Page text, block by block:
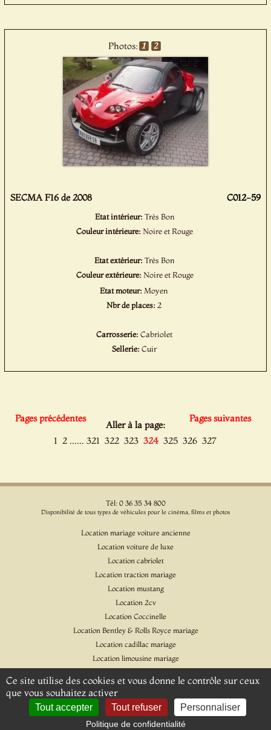
Photos:
SECMA F16 de 2008 C012-59
Etat intérieur: Très Bon
Couleur intérieure:Noire et Rouge
Etat extérieur:Très Bon
Couleur extérieure: Noire et Rouge
Etat moteur: Moyen
Nbr de places: 2
Carrosserie: Cabriolet
Sellerie: Cuir
Pages précédentes Pages suivantes
Aller à la page:
1 2 ...... 321 322 323 324 325 326 327
Tél: 0 36 35 34 800
Disponibilité de tous types de véhicules pour le cinéma, films et photos
Location mariage voiture ancienne
Location voiture de luxe
Location cabriolet
Location traction mariage
Location mustang
Location 2cv
Location Coccinelle
Location Bentley & Rolls Royce mariage
Location cadillac mariage
Location limousine mariage
Location Citroen DS
Location Jaguar & Daimler
Ce site utilise des cookies et vous donne le contrôle sur ceux
que vous souhaitez activer
Tout accepter Tout refuser Personnaliser
Politique de confidentialité